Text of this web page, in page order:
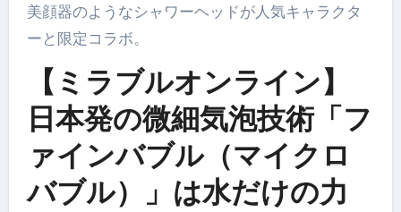
美顔器のようなシャワーヘッドが人気キャラクタ
ーと限定コラボ。
【ミラブルオンライン】
日本発の微細気泡技術「フ
ァインバブル（マイクロ
バブル）」は水だけの力